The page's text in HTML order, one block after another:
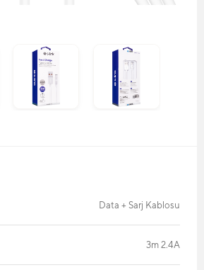
Data + Sarj Kablosu
3m 2.4A